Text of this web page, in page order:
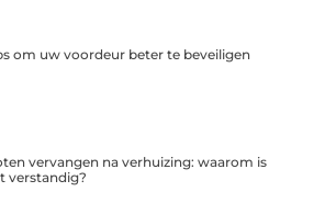
om uw voordeur beter te beveiligen
vervangen na verhuizing: waarom is
verstandig?